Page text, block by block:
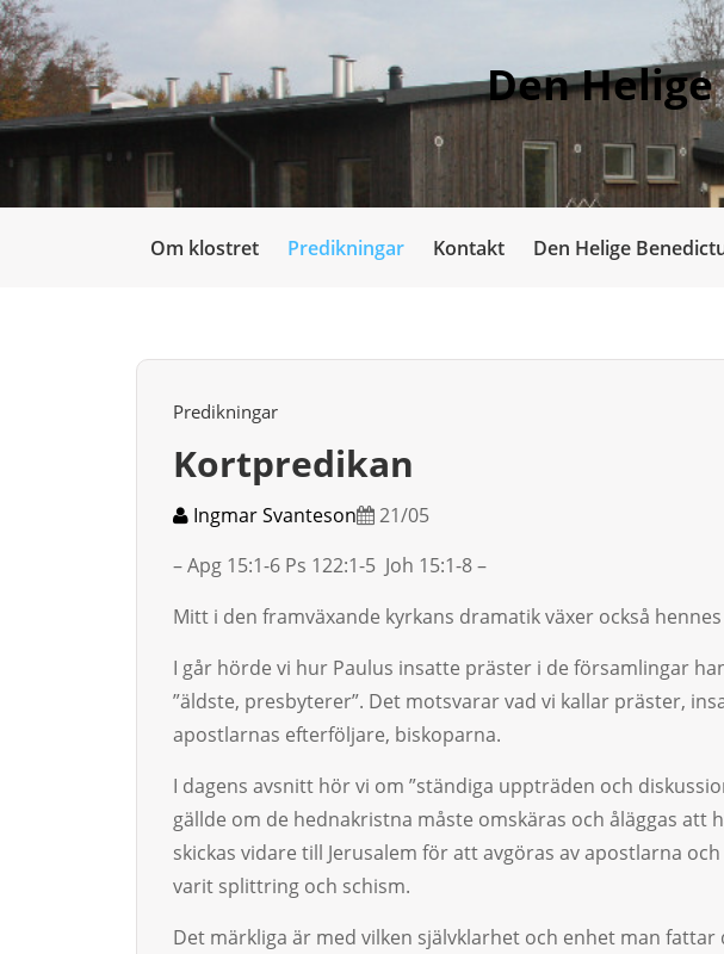
Den
Om klostret Predikningar Kontakt Den Helige
Predikningar
Kortpredikan
Ingmar Svanteson
21/05
– Apg 15:1-6 Ps 122:1-5 Joh 15:1-8 –
Mitt i den framväxande kyrkans dramatik växer också
I går hörde vi hur Paulus insatte präster i de församlingar
”äldste, presbyterer”. Det motsvarar vad vi kallar präster,
apostlarnas efterföljare, biskoparna.
I dagens avsnitt hör vi om ”ständiga uppträden och
gällde om de hednakristna måste omskä­ras och åläggas att
skickas vidare till Je­rusalem för att avgöras av apostlarna
varit splittring och schism.
Det märkliga är med vilken självklarhet och enhet man fattar